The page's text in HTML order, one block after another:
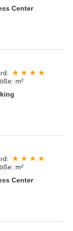
Center
m²
m²
Center